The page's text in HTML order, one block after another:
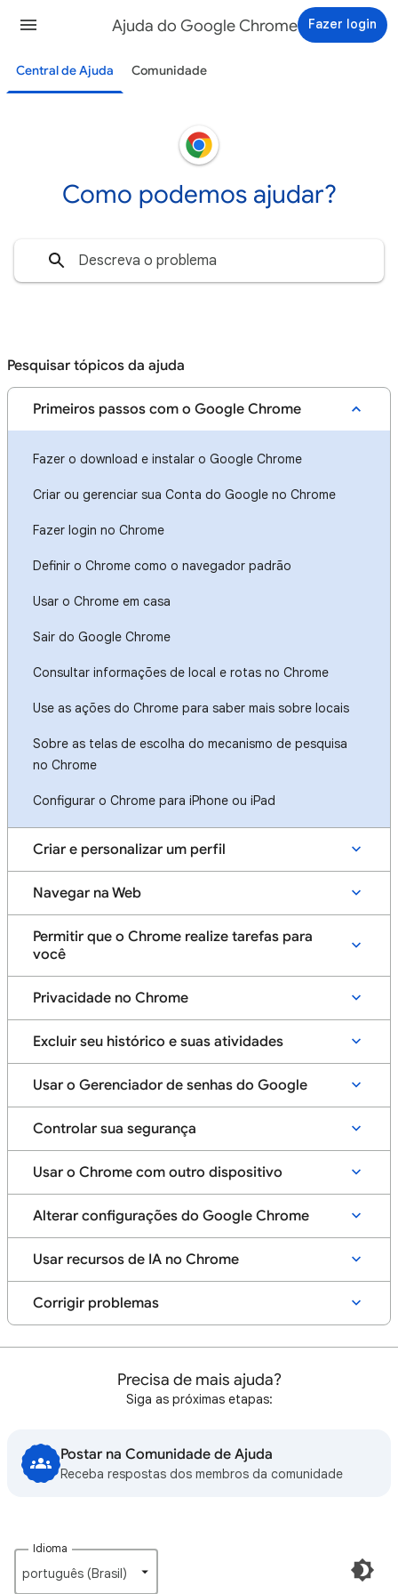
Ajuda do Google Chrome Fazer login
Central de Ajuda Comunidade
Como podemos ajudar?
Pesquisar tópicos da ajuda
Primeiros passos com o Google Chrome
Fazer o download e instalar o Google Chrome
Criar ou gerenciar sua Conta do Google no Chrome
Fazer login no Chrome
Definir o Chrome como o navegador padrão
Usar o Chrome em casa
Sair do Google Chrome
Consultar informações de local e rotas no Chrome
Use as ações do Chrome para saber mais sobre locais
Sobre as telas de escolha do mecanismo de pesquisa
no Chrome
Configurar o Chrome para iPhone ou iPad
Criar e personalizar um perfil
Navegar na Web
Permitir que o Chrome realize tarefas para
você
Privacidade no Chrome
Excluir seu histórico e suas atividades
Usar o Gerenciador de senhas do Google
Controlar sua segurança
Usar o Chrome com outro dispositivo
Alterar configurações do Google Chrome
Usar recursos de IA no Chrome
Corrigir problemas
Precisa de mais ajuda?
Siga as próximas etapas:
Postar na Comunidade de Ajuda
Receba respostas dos membros da comunidade
Idioma
português (Brasil)‎